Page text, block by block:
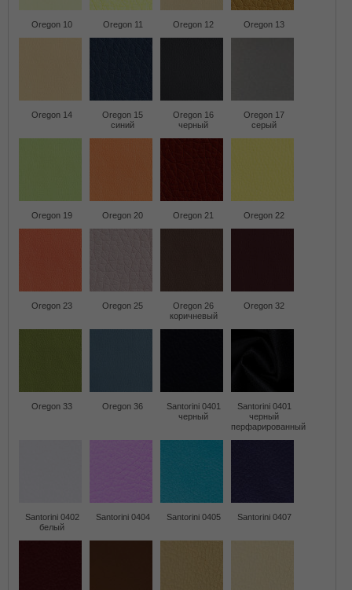
Oregon 10 Oregon 11 Oregon 12 Oregon 13
Oregon 14
Oregon 15
синий
Oregon 16
черный
Oregon 17
серый
Oregon 19 Oregon 20 Oregon 21 Oregon 22
Oregon 23 Oregon 25
Oregon 26
коричневый
Oregon 32
Oregon 33 Oregon 36
Santorini 0401
черный
Santorini 0401
черный
перфарированный
Santorini 0402
белый
Santorini 0404 Santorini 0405 Santorini 0407